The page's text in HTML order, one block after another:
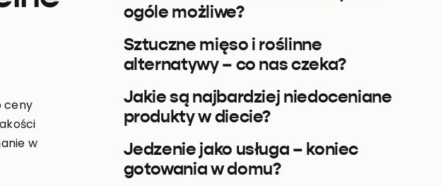
ceny
w
ogóle możliwe?
Sztuczne mięso i roślinne
alternatywy – co nas czeka?
Jakie są najbardziej niedoceniane
produkty w diecie?
Jedzenie jako usługa – koniec
gotowania w domu?